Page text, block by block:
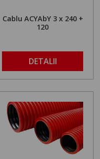
Cablu ACYAbY 3 x 240 +
120
DETALII